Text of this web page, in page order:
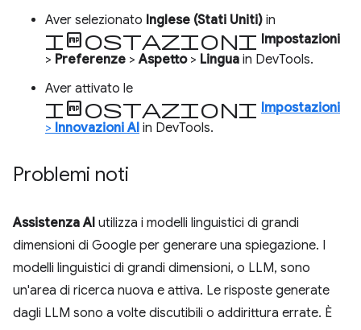
Aver selezionato Inglese (Stati Uniti) in
impostazioni Impostazioni
> Preferenze >Aspetto> Lingua in DevTools.
Aver attivato le
impostazioni Impostazioni
> Innovazioni AI in DevTools.
Problemi noti
Assistenza AI utilizza i modelli linguistici di grandi
dimensioni di Google per generare una spiegazione. I
modelli linguistici di grandi dimensioni, o LLM, sono
un'area di ricerca nuova e attiva. Le risposte generate
dagli LLM sono a volte discutibili o addirittura errate. È